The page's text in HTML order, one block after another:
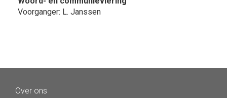
Voorganger: L. Janssen
Over ons